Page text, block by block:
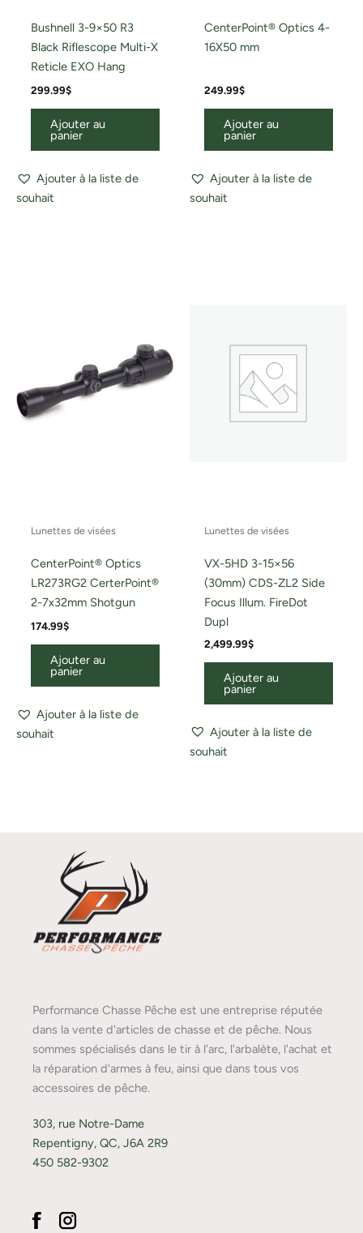
Bushnell 3-9×50 R3
Black Riflescope Multi-X
Reticle EXO Hang
299.99$
Ajouter au
panier
Ajouter à la liste de
souhait
CenterPoint® Optics 4-
16X50 mm
249.99$
Ajouter au
panier
Ajouter à la liste de
souhait
Lunettes de visées
CenterPoint® Optics
LR273RG2 CerterPoint®
2-7x32mm Shotgun
174.99$
Ajouter au
panier
Ajouter à la liste de
souhait
Lunettes de visées
VX-5HD 3-15×56
(30mm) CDS-ZL2 Side
Focus Illum. FireDot
Dupl
2,499.99$
Ajouter au
panier
Ajouter à la liste de
souhait
Performance Chasse Pêche est une entreprise réputée
dans la vente d'articles de chasse et de pêche. Nous
sommes spécialisés dans le tir à l'arc, l'arbalète, l'achat et
la réparation d'armes à feu, ainsi que dans tous vos
accessoires de pêche.
303, rue Notre-Dame
Repentigny, QC, J6A 2R9
450 582-9302